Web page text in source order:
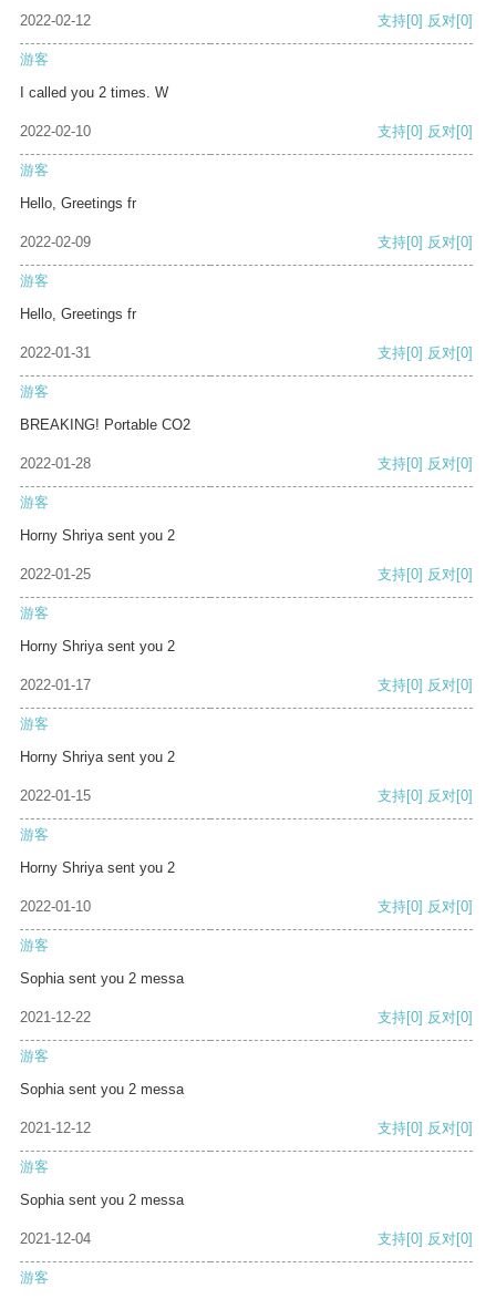
2022-02-12 支持[0] 反对[0]
游客
I called you 2 times. W
2022-02-10 支持[0] 反对[0]
游客
Hello, Greetings fr
2022-02-09 支持[0] 反对[0]
游客
Hello, Greetings fr
2022-01-31 支持[0] 反对[0]
游客
BREAKING! Portable CO2
2022-01-28 支持[0] 反对[0]
游客
Horny Shriya sent you 2
2022-01-25 支持[0] 反对[0]
游客
Horny Shriya sent you 2
2022-01-17 支持[0] 反对[0]
游客
Horny Shriya sent you 2
2022-01-15 支持[0] 反对[0]
游客
Horny Shriya sent you 2
2022-01-10 支持[0] 反对[0]
游客
Sophia sent you 2 messa
2021-12-22 支持[0] 反对[0]
游客
Sophia sent you 2 messa
2021-12-12 支持[0] 反对[0]
游客
Sophia sent you 2 messa
2021-12-04 支持[0] 反对[0]
游客